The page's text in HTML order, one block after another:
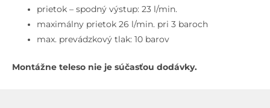
prietok – spodný výstup: 23 l/min.
maximálny prietok 26 l/min. pri 3 baroch
max. prevádzkový tlak: 10 barov
Montážne teleso nie je súčasťou dodávky.